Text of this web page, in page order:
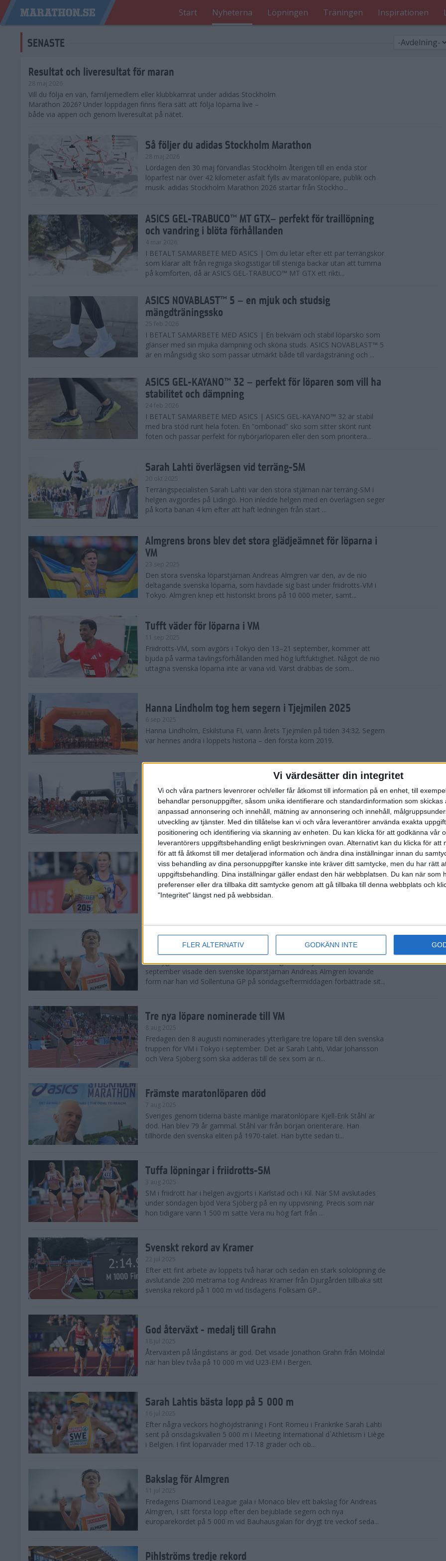
Vi värdesätter din integritet
Vi och våra partners levenrorer och/eller får åtkomst till information på en enhet, till
behandlar personuppgifter, såsom unika identifierare och standardinformation som skickas
anpassad annonsering och innehåll, mätning av annonsering och innehåll,
utveckling av tjänster. Med din tillåtelse kan vi och våra leverantörer använda exakta
positionering och identifiering via skanning av enheten. Du kan klicka för att godkänna vår
leverantörers uppgiftsbehandling enligt beskrivningen ovan. Alternativt kan du klicka för att
för att få åtkomst till mer detaljerad information och ändra dina inställningar innan du
viss behandling av dina personuppgifter kanske inte kräver ditt samtycke, men du har rätt
uppgiftsbehandling. Dina inställningar gäller endast den här webbplatsen. Du kan när som
preferenser eller dra tillbaka ditt samtycke genom att gå tillbaka till denna webbplats och
"Integritet" längst ned på webbsidan.
FLER ALTERNATIV GODKÄNN INTE
Start Nyheterna Löpningen Träningen Inspirationen
SENASTE
Resultat och liveresultat för maran
28 maj 2026
​Vill du följa en vän, familjemedlem eller klubbkamrat under adidas Stockholm
Marathon 2026? Under loppdagen finns flera sätt att följa löparna live –
både via appen och genom liveresultat på nätet.
Så följer du adidas Stockholm Marathon
28 maj 2026
Lördagen den 30 maj förvandlas Stockholm återigen till en enda stor
löparfest när över 42 kilometer asfalt fylls av maratonlöpare, publik och
musik. adidas Stockholm Marathon 2026 startar från Stockho...
ASICS GEL-TRABUCO™ MT GTX– perfekt för traillöpning
och vandring i blöta förhållanden
4 mar 2026
I BETALT SAMARBETE MED ASICS | Om du letar efter ett par terrängskor
som klarar allt från regniga skogsstigar till steniga backar utan att tumma
på komforten, då är ASICS GEL-TRABUCO™ MT GTX ett rikti...
ASICS NOVABLAST™ 5 – en mjuk och studsig
mängdträningssko
25 feb 2026
I BETALT SAMARBETE MED ASICS | En bekväm och stabil löparsko som
glänser med sin mjuka dämpning och sköna studs. ASICS NOVABLAST™ 5
är en mångsidig sko som passar utmärkt både till vardagsträning och ...
ASICS GEL-KAYANO™ 32 – perfekt för löparen som vill ha
stabilitet och dämpning
24 feb 2026
I BETALT SAMARBETE MED ASICS | ASICS GEL-KAYANO™ 32 är stabil
med bra stöd runt hela foten. En ”ombonad” sko som sitter skönt runt
foten och passar perfekt för nybörjarlöparen eller den som prioritera...
Sarah Lahti överlägsen vid terräng-SM
20 okt 2025
Terrängspecialisten Sarah Lahti var den stora stjärnan när terräng-SM i
helgen avgjordes på Lidingö. Hon inledde helgen med en överlägsen seger
på korta banan 4 km efter att haft ledningen från start ...
Almgrens brons blev det stora glädjeämnet för löparna i
VM
23 sep 2025
Den stora svenska löparstjärnan Andreas Almgren var den, av de nio
deltagande svenska löparna, som hävdade sig bäst under friidrotts-VM i
Tokyo. Almgren knep ett historiskt brons på 10 000 meter, samt...
Tufft väder för löparna i VM
11 sep 2025
Friidrotts-VM, som avgörs i Tokyo den 13–21 september, kommer att
bjuda på varma tävlingsförhållanden med hög luftfuktighet. Något de nio
uttagna svenska löparna inte är vana vid. Värst drabbas de som...
Hanna Lindholm tog hem segern i Tjejmilen 2025
6 sep 2025
Hanna Lindholm, Eskilstuna FI, vann årets Tjejmilen på tiden 34:32. Segern
var hennes andra i loppets historia – den första kom 2019.
Snabbaste segertiden på 12 år i rekordstort adidas
Stockholm Halvmaraton
30 aug 2025
Ett slutsålt och rekordstort adidas Stockholm Halvmaraton avgjordes i
nästintill perfekt löparväder. 18 grader, mulet och väldigt lite vind. Totalt
var 19,866 löpare anmälda, varav 15,807 kom till sta...
Löparna viktiga när Sverige vann Finnkampen
26 aug 2025
Den hundrade upplagan av Finnkampen, världens äldsta och största
landskamp i friidrott, avgjordes inför fullsatta läktare på Stockholms
Svenskt rekord när Almgren testade VM-formen
En dryg månad före friidrotts-VM, som avgörs i Tokyo den 13-21
september visade den svenske löparstjärnan Andreas Almgren lovande
form när han vid Sollentuna GP på söndagseftermiddagen förbättrade sit...
Tre nya löpare nominerade till VM
8 aug 2025
Fredagen den 8 augusti nominerades ytterligare tre löpare till den svenska
truppen för VM i Tokyo i september. Det är Sarah Lahti, Vidar Johansson
och Vera Sjöberg som ska adderas till de sex som är n...
Främste maratonlöparen död
7 aug 2025
Sveriges genom tiderna bäste manlige maratonlöpare Kjell-Erik Ståhl är
död. Han blev 79 år gammal. Ståhl var från början orienterare. Han
tillhörde den svenska eliten på 1970-talet. Han bytte sedan ti...
Tuffa löpningar i friidrotts-SM
3 aug 2025
SM i friidrott har i helgen avgjorts i Karlstad och i Kil. När SM avslutades
under söndagen bjöd Vera Sjöberg på en ny uppvisning. Precis som när
hon tidigare vann 1 500 m satte Vera nu hög fart från ...
Svenskt rekord av Kramer
22 jul 2025
Efter ett fint arbete av loppets två harar och sedan en stark sololöpning de
avslutande 200 metrarna tog Andreas Kramer från Djurgården tillbaka sitt
svenska rekord på 1 000 m vid tisdagens Folksam GP...
God återväxt - medalj till Grahn
18 jul 2025
Återväxten på långdistans är god. Det visade Jonathon Grahn från Mölndal
när han blev tvåa på 10 000 m vid U23-EM i Bergen.
Sarah Lahtis bästa lopp på 5 000 m
16 jul 2025
Efter några veckors höghöjdsträning i Font Romeu i Frankrike Sarah Lahti
sent på onsdagskvällen 5 000 m i Meeting International d´Athletism i Liège
i Belgien. I fint löparväder med 17-18 grader och ob...
Bakslag för Almgren
11 jul 2025
Fredagens Diamond League gala i Monaco blev ett bakslag för Andreas
Almgren, I sitt första lopp efter den bejublade segern och nya
europarekordet på 5 000 m vid Bauhausgalan för drygt tre veckof seda...
Pihlströms tredje rekord